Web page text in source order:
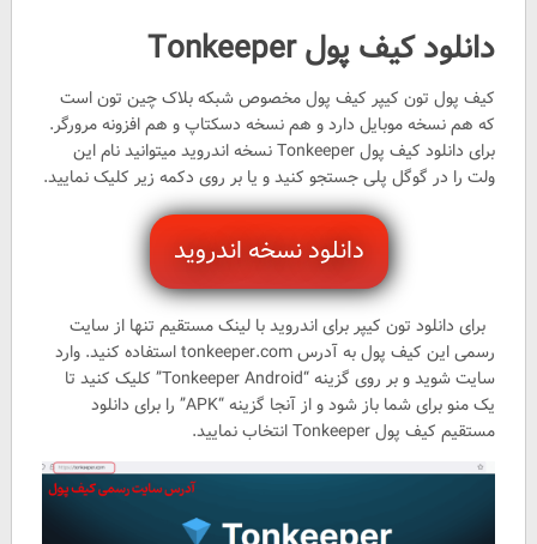
دانلود کیف پول Tonkeeper
کیف پول تون کیپر کیف پول مخصوص شبکه بلاک چین تون است
که هم نسخه موبایل دارد و هم نسخه دسکتاپ و هم افزونه مرورگر.
برای دانلود کیف پول Tonkeeper نسخه اندروید میتوانید نام این
ولت را در گوگل پلی جستجو کنید و یا بر روی دکمه زیر کلیک نمایید.
دانلود نسخه اندروید
برای دانلود تون کیپر برای اندروید با لینک مستقیم تنها از سایت
رسمی این کیف پول به آدرس tonkeeper.com استفاده کنید. وارد
سایت شوید و بر روی گزینه “Tonkeeper Android” کلیک کنید تا
یک منو برای شما باز شود و از آنجا گزینه “APK” را برای دانلود
مستقیم کیف پول Tonkeeper انتخاب نمایید.